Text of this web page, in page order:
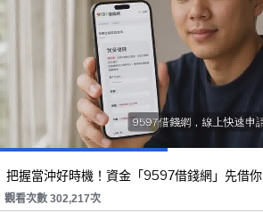
把握當沖好時機！資金「9597借錢網」先借你
觀看次數 302,217次